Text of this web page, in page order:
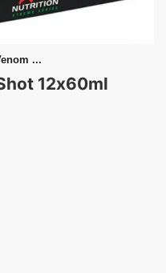
...
12x60ml